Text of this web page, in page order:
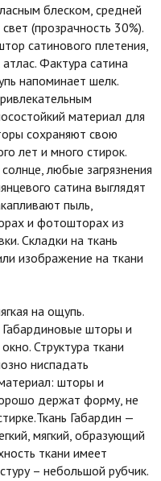
блеском, средней
(прозрачность 30%).
сатинового плетения,
Фактура сатина
напоминает шелк.
материал для
сохраняют свою
лет и много стирок.
любые загрязнения
сатина выглядят
пыль,
и фотошторах из
Складки на ткань
изображение на ткани
на ощупь.
шторы и
Структура ткани
ниспадать
шторы и
держат форму, не
Габардин —
мягкий, образующий
ткани имеет
– небольшой рубчик.